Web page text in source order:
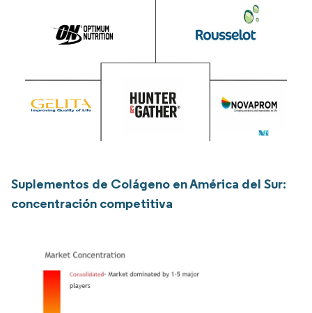
Suplementos de Colágeno en América del Sur:
concentración competitiva